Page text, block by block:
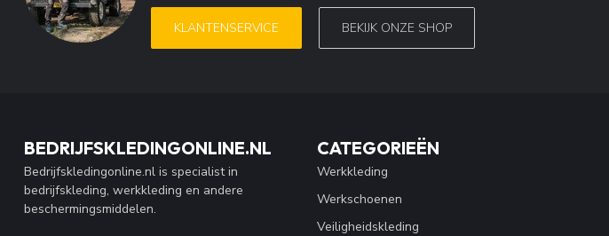
KLANTENSERVICE BEKIJK ONZE SHOP
BEDRIJFSKLEDINGONLINE.NL
Bedrijfskledingonline.nl is specialist in
bedrijfskleding, werkkleding en andere
beschermingsmiddelen.
CATEGORIEËN
Werkkleding
Werkschoenen
Veiligheidskleding